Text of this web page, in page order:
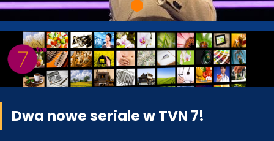
Dwa nowe seriale w TVN 7!